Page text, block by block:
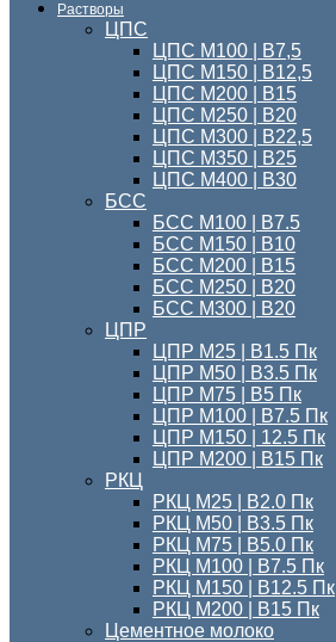
Растворы
ЦПС
ЦПС М100 | B7,5
ЦПС М150 | В12,5
ЦПС М200 | В15
ЦПС М250 | В20
ЦПС М300 | B22,5
ЦПС М350 | В25
ЦПС M400 | B30
БСС
БСС М100 | B7.5
БСС М150 | В10
БСС М200 | В15
БСС М250 | В20
БСС М300 | В20
ЦПР
ЦПР М25 | B1.5 Пк
ЦПР М50 | B3.5 Пк
ЦПР М75 | B5 Пк
ЦПР М100 | B7.5 Пк
ЦПР М150 | 12.5 Пк
ЦПР М200 | B15 Пк
РКЦ
РКЦ М25 | B2.0 Пк
РКЦ М50 | B3.5 Пк
РКЦ М75 | B5.0 Пк
РКЦ М100 | B7.5 Пк
РКЦ М150 | B12.5 Пк
РКЦ М200 | B15 Пк
Цементное молоко